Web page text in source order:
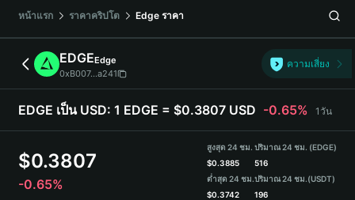
Français
Deutsch
简体中文
繁體中文
Português (Portugal)
Bahasa Indonesia
ภาษาไทย
Español
หน้าแรก ราคาคริปโต Edge ราคา
EDGEEdge
0xB007...a241
ความเสี่ยง
EDGE เป็น USD: 1 EDGE = $0.3807 USD -0.65% 1วัน
$0.3807
-0.65%
สูงสุด 24 ชม.
$0.3885
ต่ำสุด 24 ชม.
$0.3742
ปริมาณ 24 ชม. (EDGE)
516
ปริมาณ 24 ชม.(USDT)
196